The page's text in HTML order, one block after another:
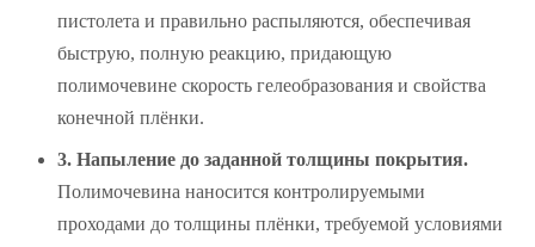
пистолета и правильно распыляются, обеспечивая
быструю, полную реакцию, придающую
полимочевине скорость гелеобразования и свойства
конечной плёнки.
3. Напыление до заданной толщины покрытия.
Полимочевина наносится контролируемыми
проходами до толщины плёнки, требуемой условиями